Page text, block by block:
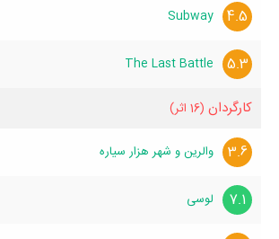
4.5
Subway
5.3
The Last Battle
کارگردان (16 اثر)
3.6 والرین و شهر هزار سیاره
7.1 لوسی